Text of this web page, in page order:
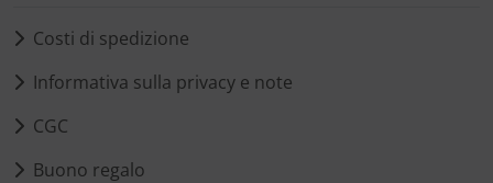
Costi di spedizione
Informativa sulla privacy e note
CGC
Buono regalo